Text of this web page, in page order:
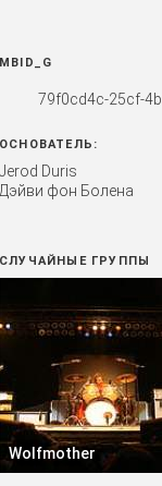
MBID_G
79f0cd4c-25cf-
ОСНОВАТЕЛЬ:
Jerod Duris
Дэйви фон Болена
СЛУЧАЙНЫЕ ГРУППЫ
Wolfmother